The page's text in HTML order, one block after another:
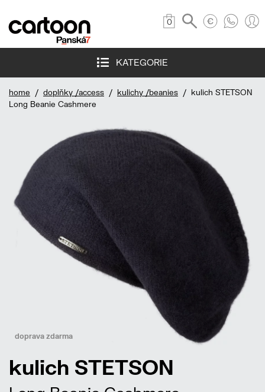
0
KATEGORIE
home / doplňky /access / kulichy /beanies / kulich STETSON
Long Beanie Cashmere
doprava zdarma
kulich STETSON